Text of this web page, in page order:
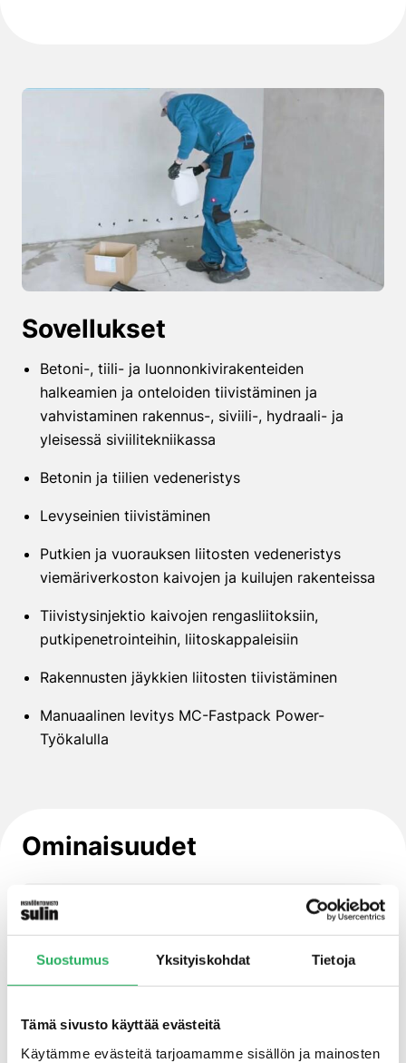
Suostumus Yksityiskohdat Tietoja
Tämä sivusto käyttää evästeitä
Käytämme evästeitä tarjoamamme sisällön ja mainosten
Sovellukset
Betoni-, tiili- ja luonnonkivirakenteiden
halkeamien ja onteloiden tiivistäminen ja
vahvistaminen rakennus-, siviili-, hydraali- ja
yleisessä siviilitekniikassa
Betonin ja tiilien vedeneristys
Levyseinien tiivistäminen
Putkien ja vuorauksen liitosten vedeneristys
viemäriverkoston kaivojen ja kuilujen rakenteissa
Tiivistysinjektio kaivojen rengasliitoksiin,
putkipenetrointeihin, liitoskappaleisiin
Rakennusten jäykkien liitosten tiivistäminen
Manuaalinen levitys MC-Fastpack Power-
Työkalulla
Ominaisuudet
polyuretaanipohjainen duromeerihartsi
Hyvä injektoitavuus
Muuttuva reaktiivisuuden hallinta